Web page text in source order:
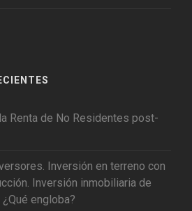
Renta de No Residentes post-
Inversión en terreno con
Inversión inmobiliaria de
¿Qué engloba?